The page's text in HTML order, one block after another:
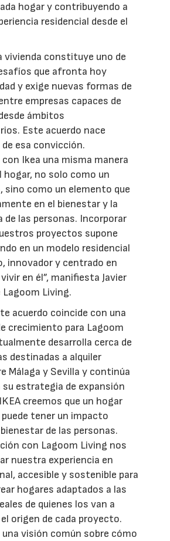
hogar y contribuyendo a
residencial desde el
vivienda constituye uno de
que afronta hoy
y exige nuevas formas de
empresas capaces de
ámbitos
Este acuerdo nace
esa convicción.
Ikea una misma manera
hogar, no solo como un
sino como un elemento que
en el bienestar y la
de las personas. Incorporar
proyectos supone
en un modelo residencial
innovador y centrado en
en él”, manifiesta Javier
Lagoom Living.
acuerdo coincide con una
crecimiento para Lagoom
desarrolla cerca de
destinadas a alquiler
Málaga y Sevilla y continúa
su estrategia de expansión
creemos que un hogar
tener un impacto
de las personas.
con Lagoom Living nos
nuestra experiencia en
accesible y sostenible para
hogares adaptados a las
de quienes los van a
origen de cada proyecto.
visión común sobre cómo